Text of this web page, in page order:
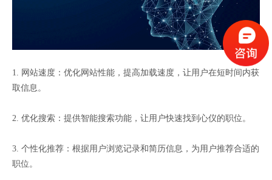
1. 网站速度：优化网站性能，提高加载速度，让用户在短时间内获
取信息。
2. 优化搜索：提供智能搜索功能，让用户快速找到心仪的职位。
3. 个性化推荐：根据用户浏览记录和简历信息，为用户推荐合适的
职位。